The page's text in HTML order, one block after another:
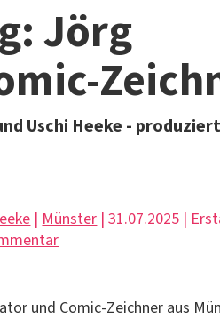
Jörg
Uschi Heeke -
| Münster | 31.07.2025 |
und Comic-Zeichner aus